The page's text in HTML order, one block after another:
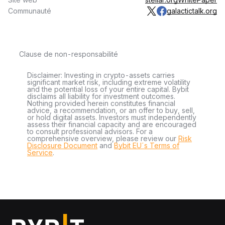
Lumens et envoyés par la blockchain de Stellar. Le XLM
Jed McCaleb, connu comme étant le fondateur deMt. Gox
le cofondateur deRippleainsi que Joyce Kimont fondé Stellar
après avoir quitté Ripple en 2013. Le réseau a été
officiellement lancé en juillet 2014. Pour ce faire, il a bénéficié
d'une levée de fonds de 3 millions de dollars deStripe.
Le protocole Stellar Lumens, soutenu par laStellar
Development Foundation
Communauté
galactictalk.org
Clause de non-responsabilité
Disclaimer: Investing in crypto-assets carries
significant market risk, including extreme volatility
and the potential loss of your entire capital. Bybit
disclaims all liability for investment outcomes.
Nothing provided herein constitutes financial
advice, a recommendation, or an offer to buy, sell,
or hold digital assets. Investors must independently
assess their financial capacity and are encouraged
to consult professional advisors. For a
comprehensive overview, please review our Risk
Disclosure Document andBybit EU´s Terms of
Service.